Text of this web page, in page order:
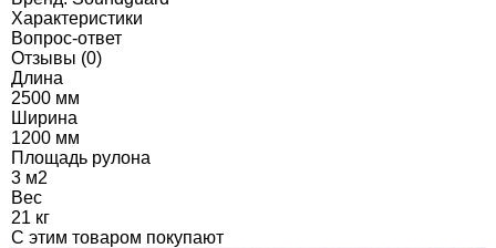
Характеристики
Вопрос-ответ
Отзывы (0)
Длина
2500 мм
Ширина
1200 мм
Площадь рулона
3 м2
Вес
21 кг
C этим товаром покупают